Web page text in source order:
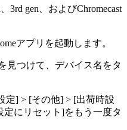
3rd gen、およびChromecast
アプリを起動します。
見つけて、デバイス名をタ
定] > [その他] > [出荷時設
にリセット]をもう一度タ